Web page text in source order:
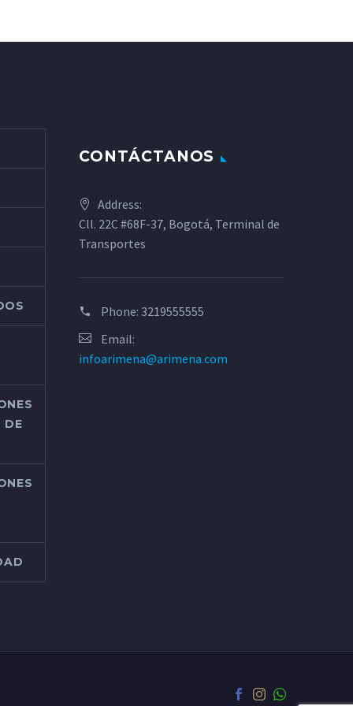
DE
CONTÁCTANOS
Address:
Cll. 22C #68F-37, Bogotá, Terminal de
Transportes
Phone: 3219555555
Email:
infoarimena@arimena.com